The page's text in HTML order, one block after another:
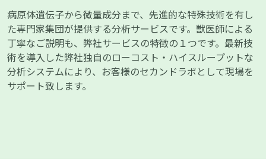
病原体遺伝子から微量成分まで、先進的な特殊技術を有し
た専門家集団が提供する分析サービスです。獣医師による
丁寧なご説明も、弊社サービスの特徴の１つです。最新技
術を導入した弊社独自のローコスト・ハイスループットな
分析システムにより、お客様のセカンドラボとして現場を
サポート致します。